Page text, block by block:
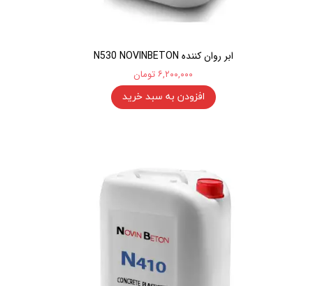
ابر روان کننده N530 NOVINBETON
۶,۲۰۰,۰۰۰ تومان
افزودن به سبد خرید